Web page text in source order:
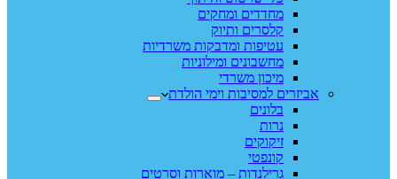
מחדדים ומחקים
קלסרים ותיוק
עטיפות ומדבקות משרדיות
מחשבונים ומילוניות
מיכון משרדי
אביזרים למסיבות וימי הולדת
בלונים
נרות
זיקוקים
קונפטי
גרילנדות – מוארות וסרטים